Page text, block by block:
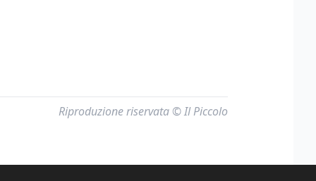
Riproduzione riservata © Il Piccolo